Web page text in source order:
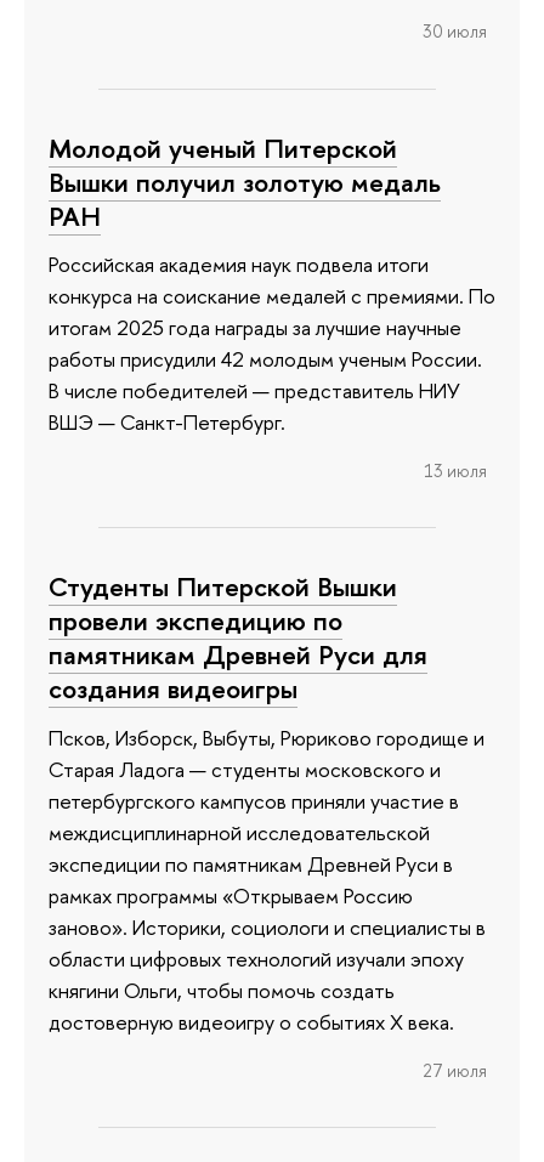
30 июля
Молодой ученый Питерской
Вышки получил золотую медаль
РАН
Российская академия наук подвела итоги
конкурса на соискание медалей с премиями. По
итогам 2025 года награды за лучшие научные
работы присудили 42 молодым ученым России.
В числе победителей — представитель НИУ
ВШЭ — Санкт-Петербург.
13 июля
Студенты Питерской Вышки
провели экспедицию по
памятникам Древней Руси для
создания видеоигры
Псков, Изборск, Выбуты, Рюриково городище и
Старая Ладога — студенты московского и
петербургского кампусов приняли участие в
междисциплинарной исследовательской
экспедиции по памятникам Древней Руси в
рамках программы «Открываем Россию
заново». Историки, социологи и специалисты в
области цифровых технологий изучали эпоху
княгини Ольги, чтобы помочь создать
достоверную видеоигру о событиях X века.
27 июля